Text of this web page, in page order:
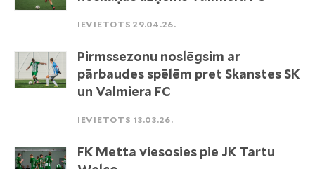
IEVIETOTS 29.04.26.
Pirmssezonu noslēgsim ar
pārbaudes spēlēm pret Skanstes SK
un Valmiera FC
IEVIETOTS 13.03.26.
FK Metta viesosies pie JK Tartu